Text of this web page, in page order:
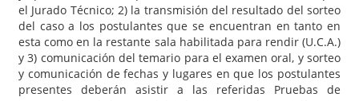
el Jurado Técnico; 2) la transmisión del resultado del sorteo
del caso a los postulantes que se encuentran en tanto en
esta como en la restante sala habilitada para rendir (U.C.A.)
y 3) comunicación del temario para el examen oral, y sorteo
y comunicación de fechas y lugares en que los postulantes
presentes deberán asistir a las referidas Pruebas de